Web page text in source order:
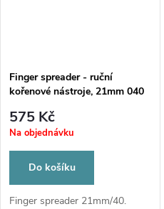
Finger spreader - ruční
kořenové nástroje, 21mm 040
575 Kč
Na objednávku
Do košíku
Finger spreader 21mm/40.